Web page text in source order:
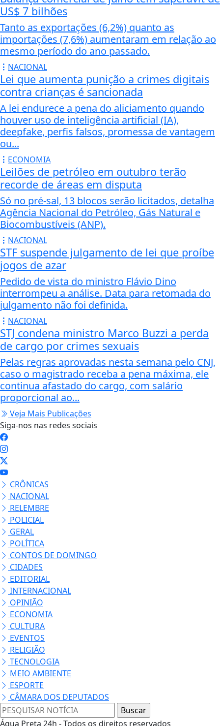
visto de
embaixadora nos
EUA
GERAL
Mega-Sena não
tem ganhador e
prêmio sobe
para R$ 150
milhões
GERAL
Rio tem previsão
ventos
moderados a
fortes nesta
quarta-feira
NOSSAS
NOTÍCIAS
NO
CELULAR
Receba as
notícias do